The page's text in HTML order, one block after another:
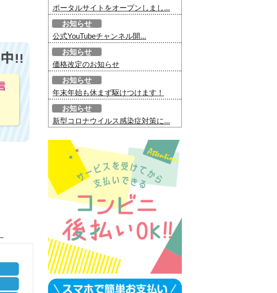
ポータルサイトをオープンしまし...
お知らせ
公式YouTubeチャンネル開...
お知らせ
価格改定のお知らせ
お知らせ
年末年始も休まず駆けつけます！
お知らせ
新型コロナウイルス感染症対策に...